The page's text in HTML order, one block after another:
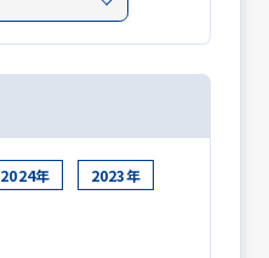
2024年 2023年